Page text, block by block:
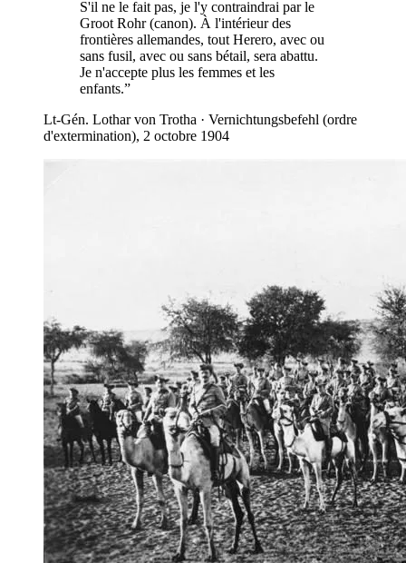
S'il ne le fait pas, je l'y contraindrai par le
Groot Rohr (canon). À l'intérieur des
frontières allemandes, tout Herero, avec ou
sans fusil, avec ou sans bétail, sera abattu.
Je n'accepte plus les femmes et les
enfants.”
Lt-Gén. Lothar von Trotha · Vernichtungsbefehl (ordre
d'extermination), 2 octobre 1904